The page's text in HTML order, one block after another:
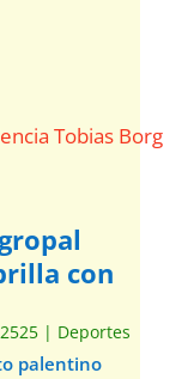
con
| Deportes
palentino